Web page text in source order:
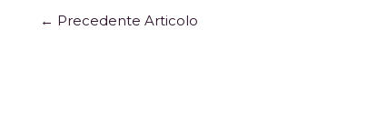
← Precedente Articolo